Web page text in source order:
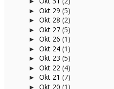
► Okt 29 (5)
► Okt 28 (2)
► Okt 27 (5)
► Okt 26 (1)
► Okt 24 (1)
► Okt 23 (5)
► Okt 22 (4)
► Okt 21 (7)
► Okt 20 (1)